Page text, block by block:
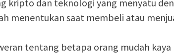
kripto dan teknologi yang menyatu
menentukan saat membeli atau
tentang betapa orang mudah kaya